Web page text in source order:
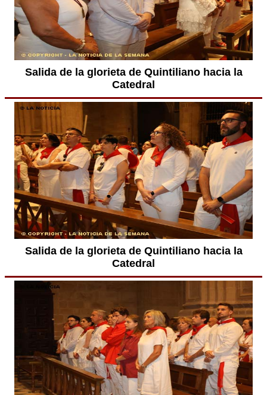
Salida de la glorieta de Quintiliano hacia la
Catedral
Salida de la glorieta de Quintiliano hacia la
Catedral